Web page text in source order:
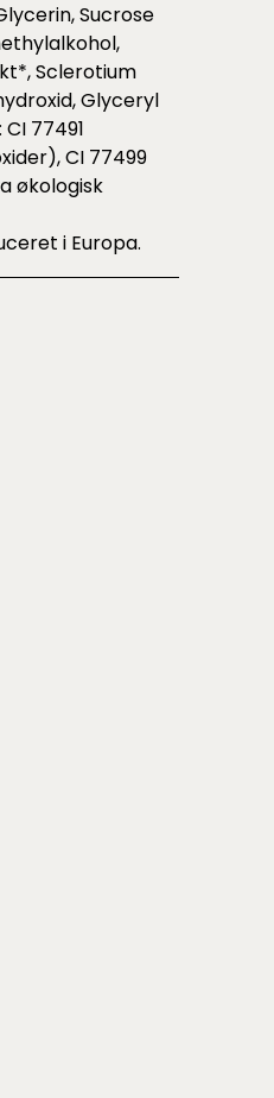
Sucrose
Sclerotium
Glyceryl
77491
CI 77499
økologisk
i Europa.